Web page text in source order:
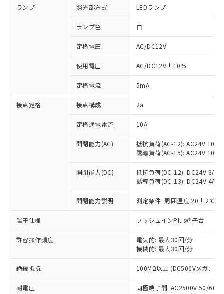
ランプ 照光部方式 LEDランプ
ランプ色 白
定格電圧 AC/DC12V
使用電圧 AC/DC12V±10%
定格電流 5mA
接点定格 接点構成 2a
定格通電電流 10A
開閉能力(AC)
抵抗負荷(AC-12): AC24V 10A/
誘導負荷(AC-15): AC24V
開閉能力(DC)
抵抗負荷(DC-12): DC24V 8A/
誘導負荷(DC-13): DC24V 4A/
開閉能力説明 測定条件: 周囲温度 20±2℃、
端子仕様 プッシュインPlus端子台
許容操作頻度
電気的: 最大30回/分
機械的: 最大30回/分
絶縁抵抗 100MΩ以上 (DC500Vメガ、点
耐電圧
同極端子間: AC2500V 50/
ご利用条件
以下の条件をお読みいただき、同意のうえ
本サービスは、当社制御機器事業取扱
商品の当社在庫状況および標準価格
(税抜)を提供させていただくもので
当社制御機器事業取扱商品の中には、
本サービスの対象外となる商品もある
ことをご了承ください。
在庫状況および標準価格照会結果は、
記載している更新日時点での社内デー
タに基づき作成されるものであり、閲
覧された時点での実際の在庫および標
準価格とは異なる場合があることをご
対応済み：EU RoHS指令（10物質）の
非含有に対応した製品が提供可能な商品で
対応予定：EU RoHS指令（10物質）の非含
有に対応した製品に切り替える予定のある
対応予定なし：EU RoHS指令（10物質）の
非含有に非対応の商品で、対応品を出す予
調査・確認中：EU RoHS指令（10物質）の
非含有の対応状況を調査中または確認中の
非該当品：ライセンス料など無形物で、有
害物質有無と関係のない商品です。
仕入先様の事情により、非含有部品として
いたものが、含有品と判明した場合などや
むを得ず変更することがあります。
*EU RoHS指令（10物質）：
鉛(Pb) 1000ppm以下、 水銀(Hg) 1000ppm以下、 カド
六価クロム(Cr(Ⅵ)) 1000ppm以下、ポリ臭化ビフェニル
※1 中国RoHS○×表
「○」：最大均質材料含有率が中国RoHSの
基準値以下であることを示します。
「×」：最大均質材料含有率が中国RoHSの
基準値を超えていることを示します。
「－」：未確認です。当社販売部門へお問
*中国RoHS10物質の基準値 (GB/T26572)：
当社は、これら貴社製品のうち、外国
為替および外国貿易法に定める商品
（以下｢規制貨物等」という）を輸出
または国外への提供する場合は、日本
国政府の輸出許可(または役務取引許
可)を取得するなどの必要な手続きを